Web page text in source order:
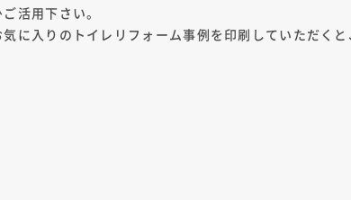
ご活用下さい。
気に入りのトイレリフォーム事例を印刷していただく